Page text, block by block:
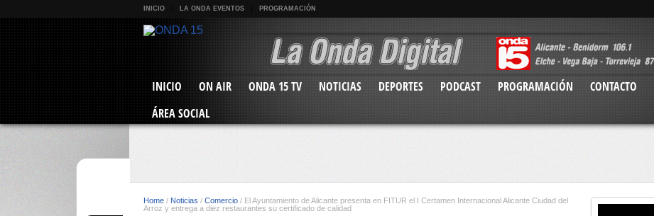
INICIO LA ONDA EVENTOS PROGRAMACIÓN
INICIO ON AIR ONDA 15 TV NOTICIAS DEPORTES PODCAST PROGRAMACIÓN CONTACTO
ÁREA SOCIAL
Home / Noticias / Comercio / El Ayuntamiento de Alicante presenta en FITUR el I Certamen Internacional Alicante Ciudad del
Arroz y entrega a diez restaurantes su certificado de calidad